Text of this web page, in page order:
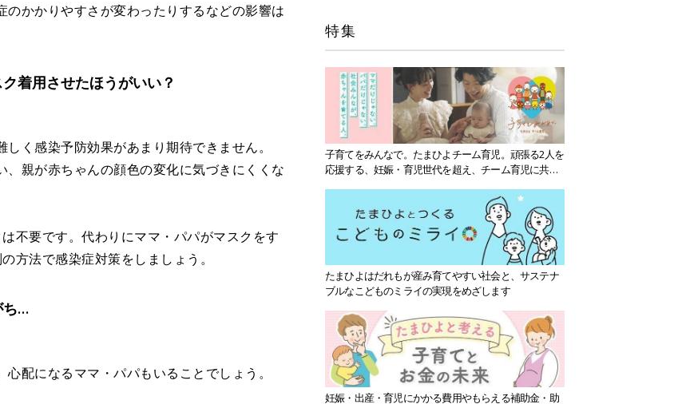
かかりやすさが変わったりするなどの影響は
着用させたほうがいい？
く感染予防効果があまり期待できません。
親が赤ちゃんの顔色の変化に気づきにくくな
不要です。代わりにママ・パパがマスクをす
方法で感染症対策をしましょう。
ち…
配になるママ・パパもいることでしょう。
特集
子育てをみんなで。たまひよチーム育児。頑張る2人を
応援する、妊娠・育児世代を超え、チーム育児に共感
たまひよはだれもが産み育てやすい社会と、サステナ
ブルなこどものミライの実現をめざします
妊娠・出産・育児にかかる費用やもらえる補助金・助